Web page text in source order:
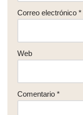
Correo electrónico *
Web
Comentario *